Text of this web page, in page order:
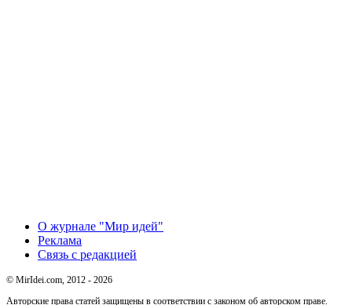
О журнале "Мир идей"
Реклама
Связь с редакцией
© MirIdei.com, 2012 - 2026
Авторские права статей защищены в соответствии с законом об авторском праве.